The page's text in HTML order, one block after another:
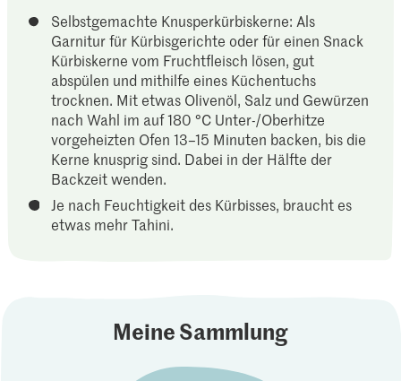
Selbstgemachte Knusperkürbiskerne: Als
Garnitur für Kürbisgerichte oder für einen Snack
Kürbiskerne vom Fruchtfleisch lösen, gut
abspülen und mithilfe eines Küchentuchs
trocknen. Mit etwas Olivenöl, Salz und Gewürzen
nach Wahl im auf 180 °C Unter-/Oberhitze
vorgeheizten Ofen 13–15 Minuten backen, bis die
Kerne knusprig sind. Dabei in der Hälfte der
Backzeit wenden.
Je nach Feuchtigkeit des Kürbisses, braucht es
etwas mehr Tahini.
Meine Sammlung